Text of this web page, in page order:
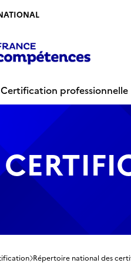
Certification professionnelle
Répertoire national des